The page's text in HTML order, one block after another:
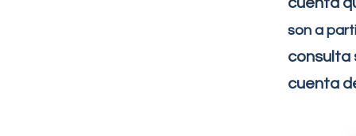
cuenta
son a
consulta
cuenta